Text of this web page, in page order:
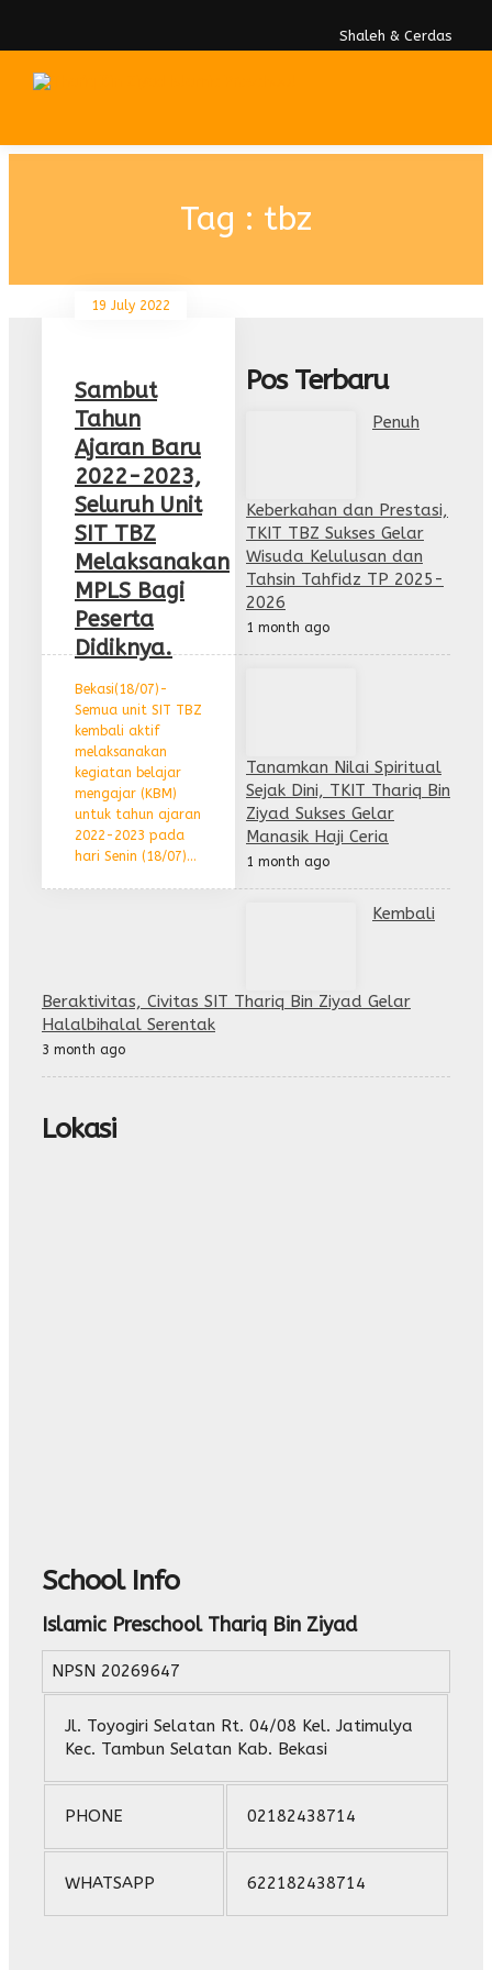
Shaleh & Cerdas
Tag : tbz
19 July 2022
Sambut
Tahun
Ajaran Baru
2022-2023,
Seluruh Unit
SIT TBZ
Melaksanakan
MPLS Bagi
Peserta
Didiknya.
Bekasi(18/07)-
Semua unit SIT TBZ
kembali aktif
melaksanakan
kegiatan belajar
mengajar (KBM)
untuk tahun ajaran
2022-2023 pada
hari Senin (18/07)...
Pos Terbaru
Penuh
Keberkahan dan Prestasi,
TKIT TBZ Sukses Gelar
Wisuda Kelulusan dan
Tahsin Tahfidz TP 2025-
2026
1 month ago
Tanamkan Nilai Spiritual
Sejak Dini, TKIT Thariq Bin
Ziyad Sukses Gelar
Manasik Haji Ceria
1 month ago
Kembali
Beraktivitas, Civitas SIT Thariq Bin Ziyad Gelar
Halalbihalal Serentak
3 month ago
Lokasi
School Info
Islamic Preschool Thariq Bin Ziyad
NPSN 20269647
Jl. Toyogiri Selatan Rt. 04/08 Kel. Jatimulya
Kec. Tambun Selatan Kab. Bekasi
PHONE 02182438714
WHATSAPP 622182438714